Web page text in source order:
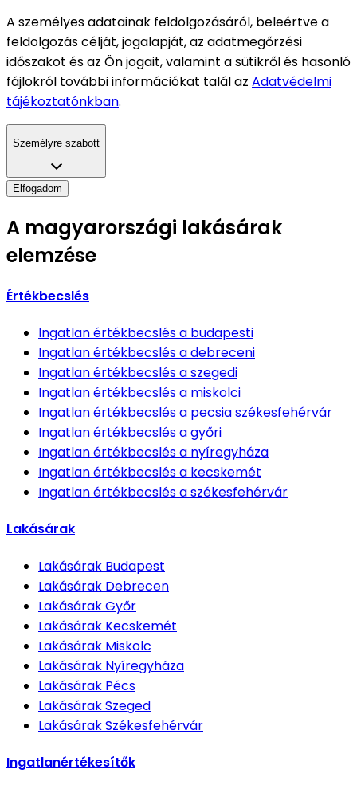
A személyes adatainak feldolgozásáról, beleértve a
feldolgozás célját, jogalapját, az adatmegőrzési
időszakot és az Ön jogait, valamint a sütikről és hasonló
fájlokról további információkat talál az Adatvédelmi
tájékoztatónkban.
Személyre szabott
Elfogadom
A magyarországi lakásárak
elemzése
Értékbecslés
Ingatlan értékbecslésa budapesti
Ingatlan értékbecslésa debreceni
Ingatlan értékbecslésa szegedi
Ingatlan értékbecslésa miskolci
Ingatlan értékbecslésa pecsia székesfehérvár
Ingatlan értékbecslésa győri
Ingatlan értékbecslésa nyíregyháza
Ingatlan értékbecslésa kecskemét
Ingatlan értékbecslésa székesfehérvár
Lakásárak
Lakásárak Budapest
Lakásárak Debrecen
LakásárakGyőr
Lakásárak Kecskemét
Lakásárak Miskolc
Lakásárak Nyíregyháza
Lakásárak Pécs
LakásárakSzeged
LakásárakSzékesfehérvár
Ingatlanértékesítők